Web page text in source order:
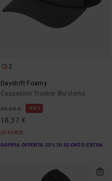
2
Dayshift Foamy
Cappellino Trucker Blu Uomo
35,00 € 48%
18,37 €
OFFERTE
DOPPIA OFFERTA 25% DI SCONTO EXTRA